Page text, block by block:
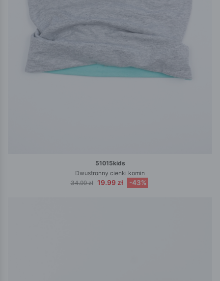
51015kids
Dwustronny cienki komin
34.99 zł 19.99 zł -43%